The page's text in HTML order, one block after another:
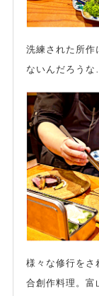
洗練された所作
ないんだろうな
様々な修行をさ
合創作料理。富